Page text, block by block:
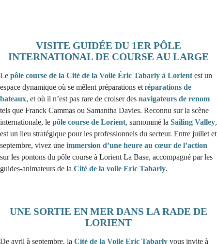
VISITE GUIDÉE DU 1ER PÔLE
INTERNATIONAL DE COURSE AU LARGE
Le pôle course de la Cité de la Voile Éric Tabarly à Lorientest un
espace dynamique où se mêlent préparations et réparations de
bateaux, et où il n’est pas rare de croiser des navigateurs de renom
tels que Franck Cammas ou Samantha Davies. Reconnu sur la scène
internationale, le pôle course de Lorient, surnommé la Sailing Valley,
est un lieu stratégique pour les professionnels du secteur. Entre juillet et
septembre, vivez une immersion d’une heure au cœur de l’action
sur les pontons du pôle course à Lorient La Base, accompagné par les
guides-animateurs de la Cité de la voile Eric Tabarly.
UNE SORTIE EN MER DANS LA RADE DE
LORIENT
De avril à septembre, la Cité de la Voile Eric Tabarly vous invite à